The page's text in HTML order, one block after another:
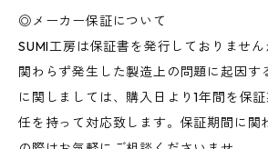
◎メーカー保証について
SUMI工房は保証書を発行しておりませ
関わらず発生した製造上の問題に起因す
に関しましては、購入日より1年間を保
任を持って対応致します。保証期間に関